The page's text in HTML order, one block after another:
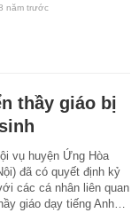
năm trước
thầy giáo bị
vụ huyện Ứng Hòa
đã có quyết định kỷ
các cá nhân liên quan
giáo dạy tiếng Anh…